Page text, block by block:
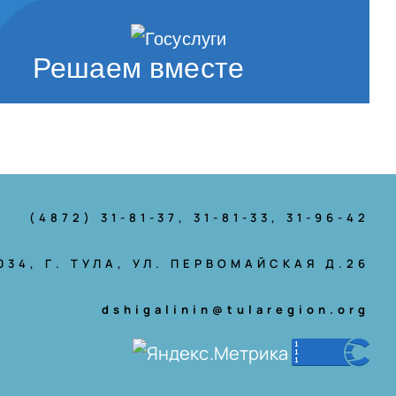
Решаем вместе
(4872) 31-81-37, 31-81-33, 31-96-42
Г. ТУЛА, УЛ. ПЕРВОМАЙСКАЯ Д.26
dshigalinin@tularegion.org